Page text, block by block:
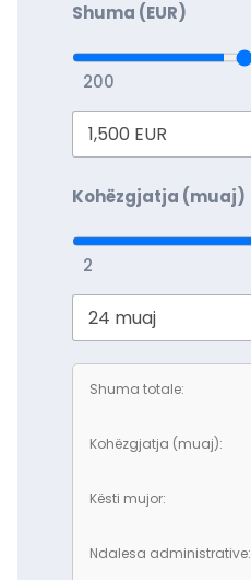
Shuma (EUR)
200
Kohëzgjatja (muaj)
2
Shuma totale:
Kohëzgjatja (muaj):
Kësti mujor:
Ndalesa administrative: